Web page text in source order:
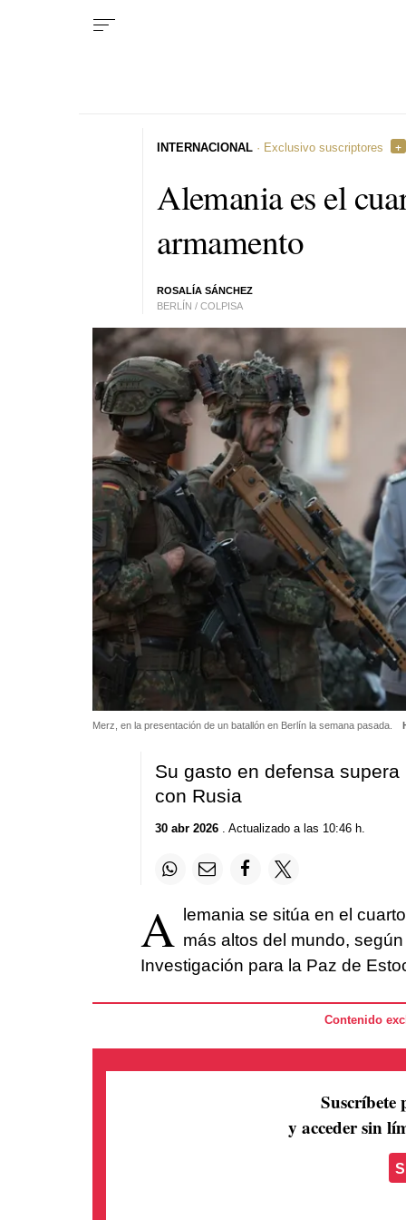
Alemania es el
armamento
ROSALÍA SÁNCHEZ
BERLÍN / COLPISA
INTERNACIONAL · Exclusivo suscriptores
Merz, en la presentación de un batallón en Berlín la semana pasada.
Su gasto en defensa
con Rusia
30 abr 2026. Actualizado a las 10:46 h.
A lemania se sitúa en el
más altos del mundo,
Investigación para la Paz de
Contenido
Suscríbete
y acceder sin